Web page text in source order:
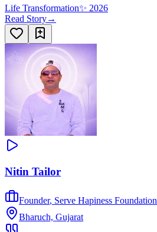
Life Transformation✨ 2026
Read Story→
Nitin Tailor
Founder, Serve Hapiness Foundation
Bharuch, Gujarat